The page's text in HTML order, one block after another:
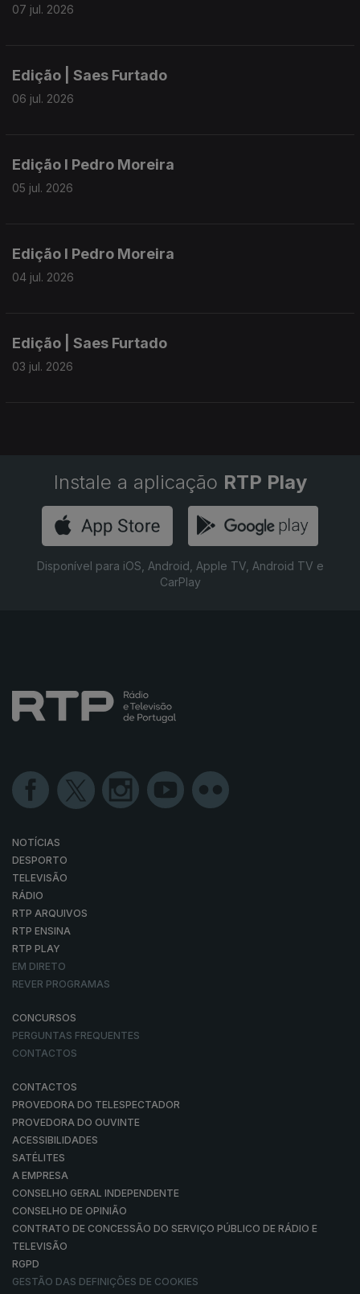
07 jul. 2026
Edição | Saes Furtado
06 jul. 2026
Edição I Pedro Moreira
05 jul. 2026
Edição I Pedro Moreira
04 jul. 2026
Edição | Saes Furtado
03 jul. 2026
Instale a aplicação RTP Play
Disponível para iOS, Android, Apple TV, Android TV e
CarPlay
NOTÍCIAS
DESPORTO
TELEVISÃO
RÁDIO
RTP ARQUIVOS
RTP ENSINA
RTP PLAY
EM DIRETO
REVER PROGRAMAS
CONCURSOS
PERGUNTAS FREQUENTES
CONTACTOS
CONTACTOS
PROVEDORA DO TELESPECTADOR
PROVEDORA DO OUVINTE
ACESSIBILIDADES
SATÉLITES
A EMPRESA
CONSELHO GERAL INDEPENDENTE
CONSELHO DE OPINIÃO
CONTRATO DE CONCESSÃO DO SERVIÇO PÚBLICO DE RÁDIO E
TELEVISÃO
RGPD
GESTÃO DAS DEFINIÇÕES DE COOKIES